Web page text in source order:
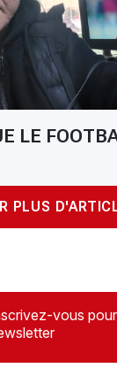
LE
PLUS
vous